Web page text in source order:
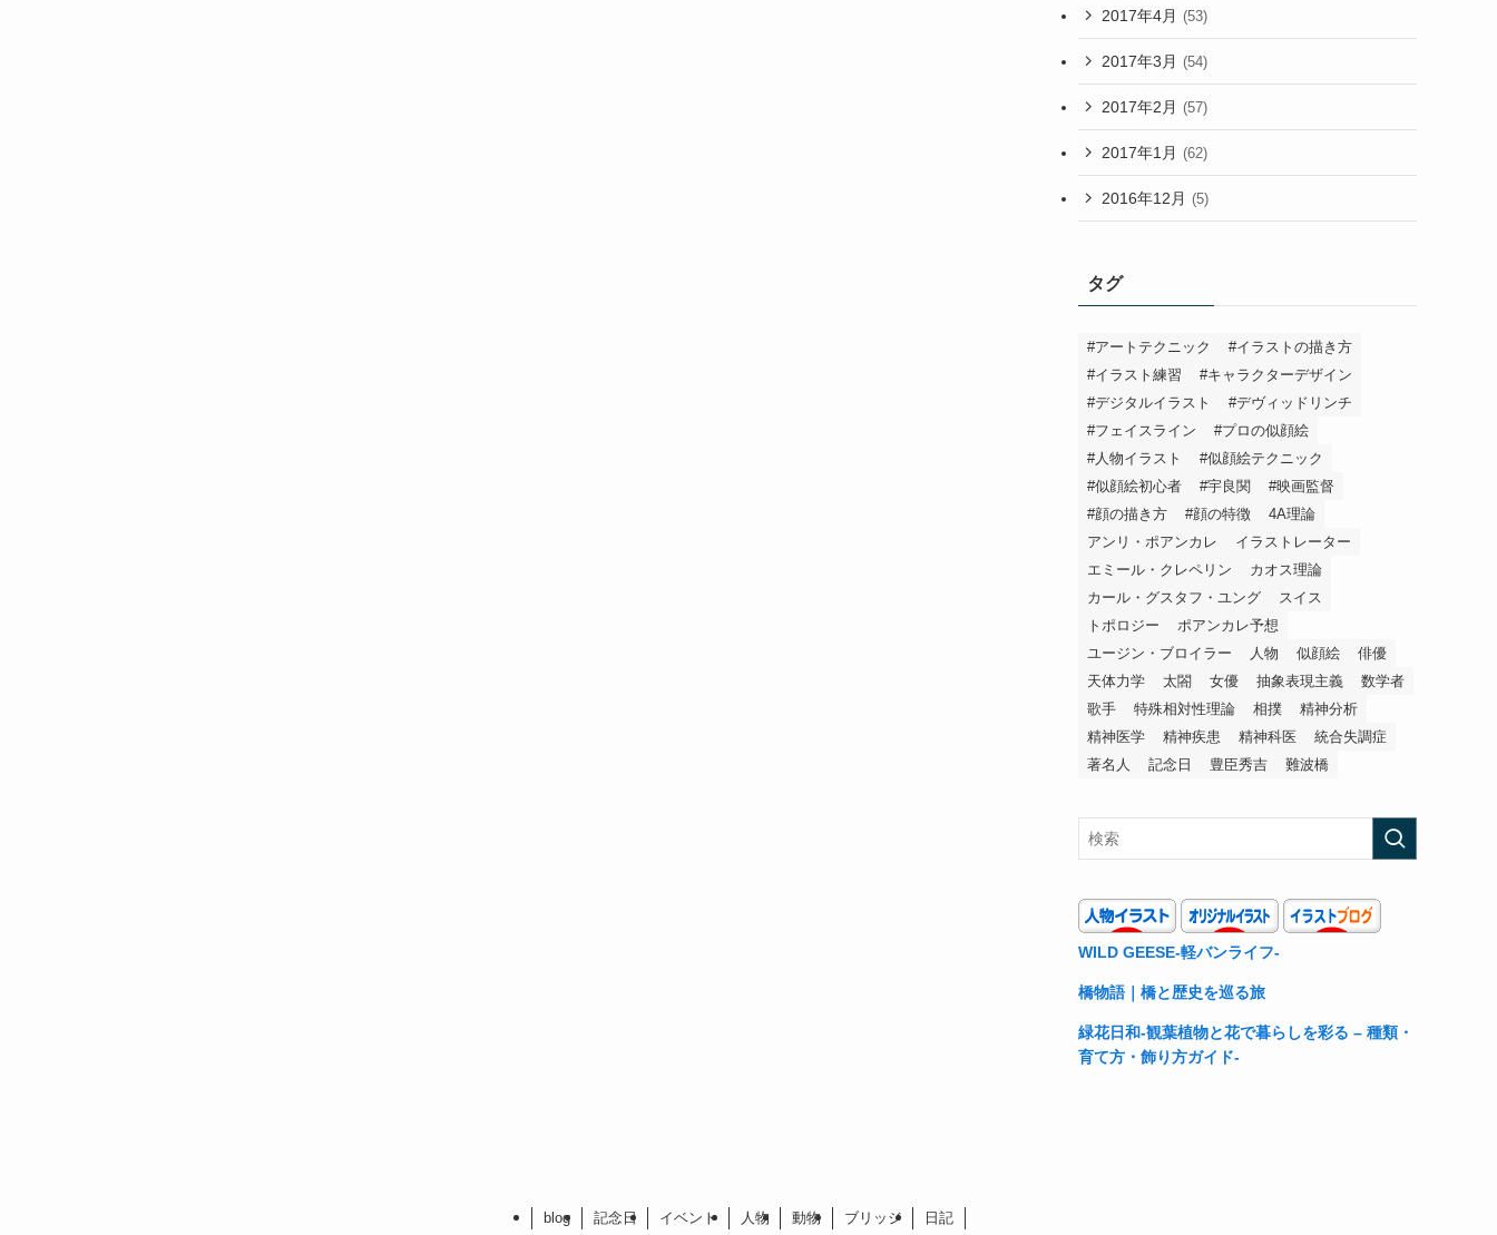
2017年4月 (53)
2017年3月 (54)
2017年2月 (57)
2017年1月 (62)
2016年12月 (5)
タグ
#アートテクニック
#イラストの描き方
#イラスト練習
#キャラクターデザイン
#デジタルイラスト
#デヴィッドリンチ
#フェイスライン
#プロの似顔絵
#人物イラスト
#似顔絵テクニック
#似顔絵初心者
#宇良関
#映画監督
#顔の描き方
#顔の特徴
4A理論
アンリ・ポアンカレ
イラストレーター
エミール・クレペリン
カオス理論
カール・グスタフ・ユング
スイス
トポロジー
ポアンカレ予想
ユージン・ブロイラー
人物 似顔絵
俳優
天体力学
太閤 女優 抽象表現主義
数学者
歌手
特殊相対性理論 相撲
精神分析
精神医学
精神疾患 精神科医
統合失調症
著名人
記念日 豊臣秀吉 難波橋
WILD GEESE-軽バンライフ-
橋物語｜橋と歴史を巡る旅
緑花日和-観葉植物と花で暮らしを彩る – 種類・
育て方・飾り方ガイド-
blog 記念日 イベント 人物 動物 ブリッジ 日記